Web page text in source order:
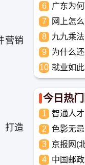
营销
打造
high到
6
广东为
工都到
年全国
7
网上怎
惠?
8
九九乘
高清完
口算练习
9
为什么
小说？
长盛不
10 就业如
己学习
今日热
1 智通人才
2
色影无忌
3
京报网(
4
中国邮